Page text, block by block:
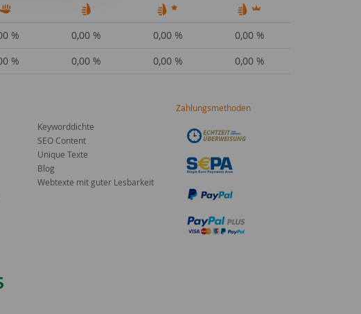
% 0,00 % 0,00 %
0,00 %
% 0,00 % 0,00 % 0,00 %
Keyworddichte
SEO Content
Unique Texte
Blog
Webtexte mit guter Lesbarkeit
Zahlungsmethoden